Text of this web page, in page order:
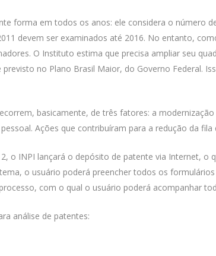
forma em todos os anos: ele considera o número
devem ser examinados até 2016. No entanto,
O Instituto estima que precisa ampliar seu
no Plano Brasil Maior, do Governo Federal.
basicamente, de três fatores: a
Ações que contribuíram para a redução da fila
o INPI lançará o depósito de patente via Internet, o
o usuário poderá preencher todos os
com o qual o usuário poderá acompanhar
análise de patentes: